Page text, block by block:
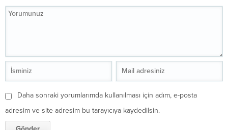
Daha sonraki yorumlarımda kullanılması için adım, e-posta
adresim ve site adresim bu tarayıcıya kaydedilsin.